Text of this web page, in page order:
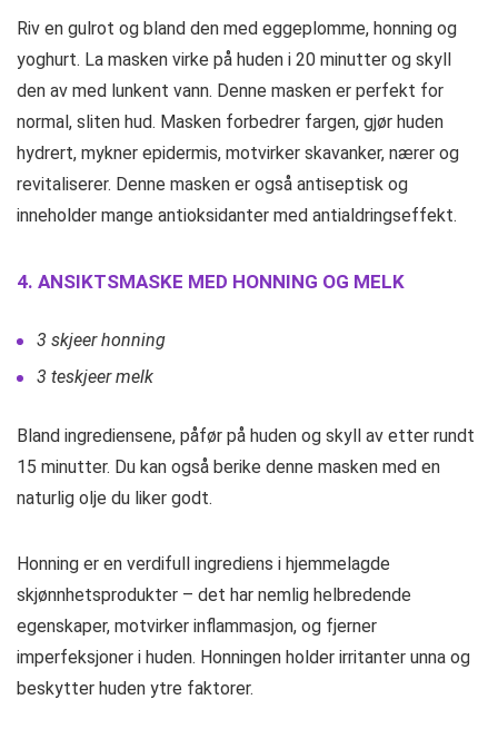
Riv en gulrot og bland den med eggeplomme, honning og
yoghurt. La masken virke på huden i 20 minutter og skyll
den av med lunkent vann. Denne masken er perfekt for
normal, sliten hud. Masken forbedrer fargen, gjør huden
hydrert, mykner epidermis, motvirker skavanker, nærer og
revitaliserer. Denne masken er også antiseptisk og
inneholder mange antioksidanter med antialdringseffekt.
4. ANSIKTSMASKE MED HONNING OG MELK
3 skjeer honning
3 teskjeer melk
Bland ingrediensene, påfør på huden og skyll av etter rundt
15 minutter. Du kan også berike denne masken med en
naturlig olje du liker godt.
Honning er en verdifull ingrediens i hjemmelagde
skjønnhetsprodukter – det har nemlig helbredende
egenskaper, motvirker inflammasjon, og fjerner
imperfeksjoner i huden. Honningen holder irritanter unna og
beskytter huden ytre faktorer.